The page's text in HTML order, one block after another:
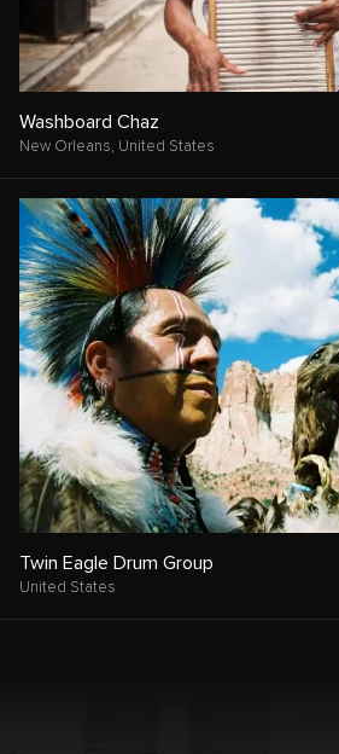
Washboard Chaz
New Orleans, United States
Twin Eagle Drum Group
United States